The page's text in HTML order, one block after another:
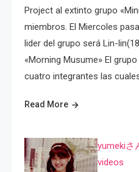
Project al extinto grupo
miembros. El Miercoles
lider del grupo será Lin-
«Morning Musume» El
cuatro integrantes las
Read More
yumekiさ
videos